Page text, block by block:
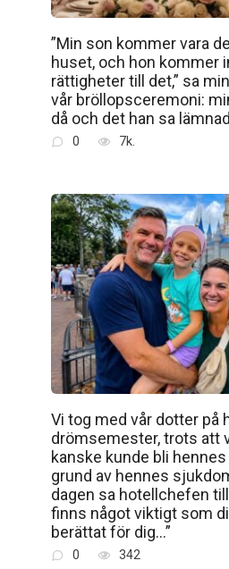
”Min son kommer vara
huset, och hon kommer
rättigheter till det,” sa
vår bröllopsceremoni:
då och det han sa
0 7k.
Vi tog med vår dotter på
drömsemester, trots att
kanske kunde bli
grund av hennes
dagen sa hotellchefen till
finns något viktigt som
berättat för dig…”
0 342